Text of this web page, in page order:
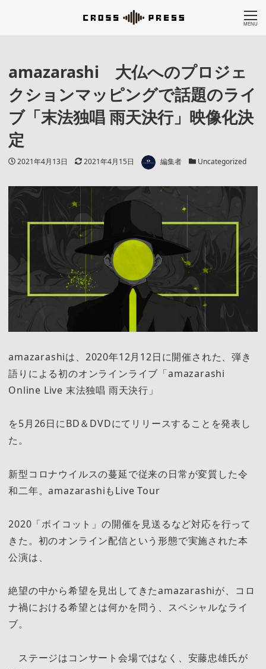
MENU
amazarashi 大仏へのプロジェ
クションマッピングで話題のライ
ブ「末法独唱 雨天決行」映像化決
定
投稿日
2021年4月13日 更新日
2021年4月15日 著者 編集者 カテゴリー
Uncategorized
amazarashiは、2020年12月12日に開催された、弾き
語りによる初のオンラインライブ「amazarashi
Online Live 末法独唱 雨天決行」
を5月26日にBD＆DVDにてリリースすることを発表し
た。
新型コロナウイルスの蔓延で従来の日常が変質した令
和二年。amazarashiもLive Tour
2020「ボイコット」の開催を見送るなど対応を行って
きた。初のオンライン配信という形態で実施された本
公演は、
絶望の中から希望を見出してきたamazarashiが、コロ
ナ禍における希望とは何かを問う、スペシャルなライ
ブ。
ステージはコンサート会場ではなく、安藤忠雄氏が